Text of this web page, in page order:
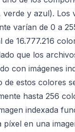
verde y azul). Los
varían de 0 a
de 16.777.216
que los
con imágenes
de estos colores
hasta 256
indexada
píxel en una